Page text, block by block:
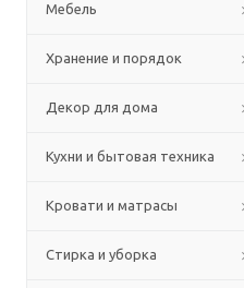
Мебель
Хранение и порядок
Декор для дома
Кухни и бытовая техника
Кровати и матрасы
Стирка и уборка